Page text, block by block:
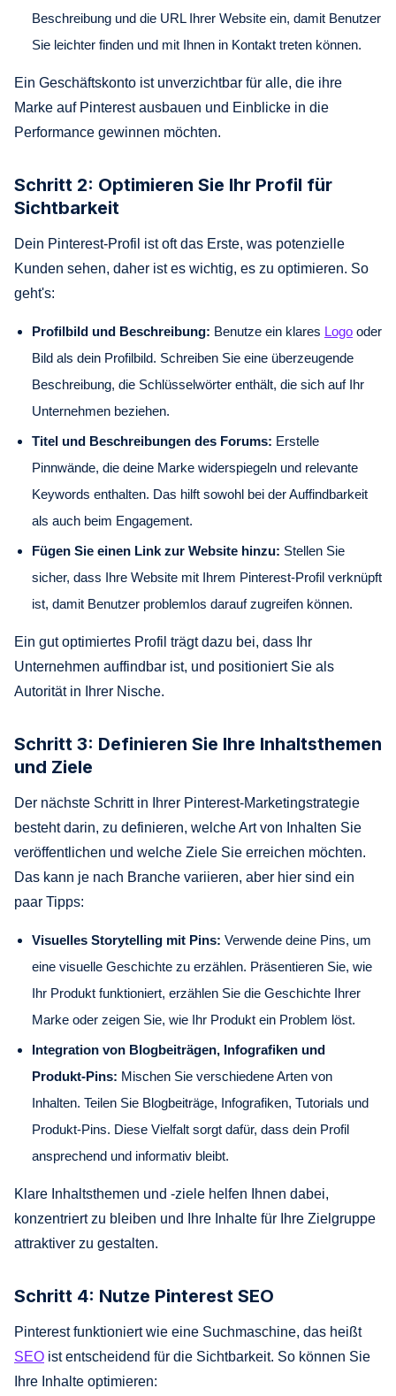
Beschreibung und die URL Ihrer Website ein, damit Benutzer
Sie leichter finden und mit Ihnen in Kontakt treten können.
Ein Geschäftskonto ist unverzichtbar für alle, die ihre
Marke auf Pinterest ausbauen und Einblicke in die
Performance gewinnen möchten.
Schritt 2: Optimieren Sie Ihr Profil für
Sichtbarkeit
Dein Pinterest-Profil ist oft das Erste, was potenzielle
Kunden sehen, daher ist es wichtig, es zu optimieren. So
geht's:
Profilbild und Beschreibung: Benutze ein klares Logo oder
Bild als dein Profilbild. Schreiben Sie eine überzeugende
Beschreibung, die Schlüsselwörter enthält, die sich auf Ihr
Unternehmen beziehen.
Titel und Beschreibungen des Forums: Erstelle
Pinnwände, die deine Marke widerspiegeln und relevante
Keywords enthalten. Das hilft sowohl bei der Auffindbarkeit
als auch beim Engagement.
Fügen Sie einen Link zur Website hinzu: Stellen Sie
sicher, dass Ihre Website mit Ihrem Pinterest-Profil verknüpft
ist, damit Benutzer problemlos darauf zugreifen können.
Ein gut optimiertes Profil trägt dazu bei, dass Ihr
Unternehmen auffindbar ist, und positioniert Sie als
Autorität in Ihrer Nische.
Schritt 3: Definieren Sie Ihre Inhaltsthemen
und Ziele
Der nächste Schritt in Ihrer Pinterest-Marketingstrategie
besteht darin, zu definieren, welche Art von Inhalten Sie
veröffentlichen und welche Ziele Sie erreichen möchten.
Das kann je nach Branche variieren, aber hier sind ein
paar Tipps:
Visuelles Storytelling mit Pins: Verwende deine Pins, um
eine visuelle Geschichte zu erzählen. Präsentieren Sie, wie
Ihr Produkt funktioniert, erzählen Sie die Geschichte Ihrer
Marke oder zeigen Sie, wie Ihr Produkt ein Problem löst.
Integration von Blogbeiträgen, Infografiken und
Produkt-Pins: Mischen Sie verschiedene Arten von
Inhalten. Teilen Sie Blogbeiträge, Infografiken, Tutorials und
Produkt-Pins. Diese Vielfalt sorgt dafür, dass dein Profil
ansprechend und informativ bleibt.
Klare Inhaltsthemen und -ziele helfen Ihnen dabei,
konzentriert zu bleiben und Ihre Inhalte für Ihre Zielgruppe
attraktiver zu gestalten.
Schritt 4: Nutze Pinterest SEO
Pinterest funktioniert wie eine Suchmaschine, das heißt
SEO ist entscheidend für die Sichtbarkeit. So können Sie
Ihre Inhalte optimieren: